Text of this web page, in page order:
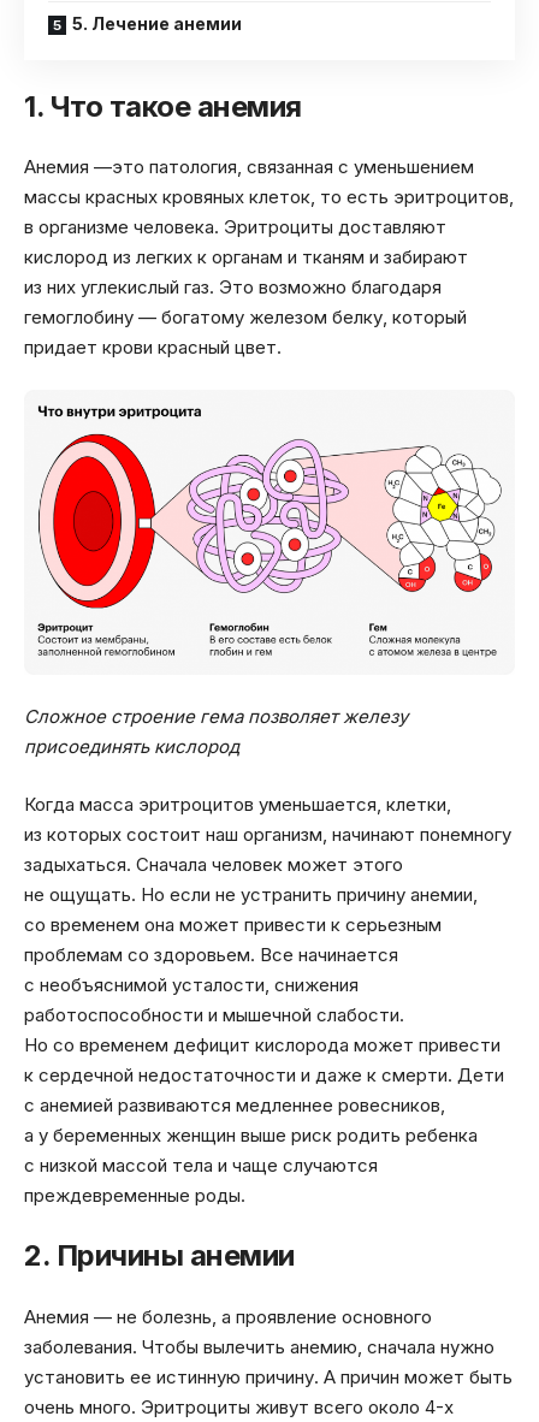
5. Лечение анемии
1. Что такое анемия
Анемия —это патология, связанная с уменьшением
массы красных кровяных клеток, то есть эритроцитов,
в организме человека. Эритроциты доставляют
кислород из легких к органам и тканям и забирают
из них углекислый газ. Это возможно благодаря
гемоглобину — богатому железом белку, который
придает крови красный цвет.
Сложное строение гема позволяет железу
присоединять кислород
Когда масса эритроцитов уменьшается, клетки,
из которых состоит наш организм, начинают понемногу
задыхаться. Сначала человек может этого
не ощущать. Но если не устранить причину анемии,
со временем она может привести к серьезным
проблемам со здоровьем. Все начинается
с необъяснимой усталости, снижения
работоспособности и мышечной слабости.
Но со временем дефицит кислорода может привести
к сердечной недостаточности и даже к смерти. Дети
с анемией развиваются медленнее ровесников,
а у беременных женщин выше риск родить ребенка
с низкой массой тела и чаще случаются
преждевременные роды.
2. Причины анемии
Анемия — не болезнь, а проявление основного
заболевания. Чтобы вылечить анемию, сначала нужно
установить ее истинную причину. А причин может быть
очень много. Эритроциты живут всего около 4-х